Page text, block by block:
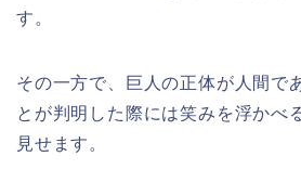
す。
その一方で、巨人の正体が人間で
とが判明した際には笑みを浮かべ
見せます。